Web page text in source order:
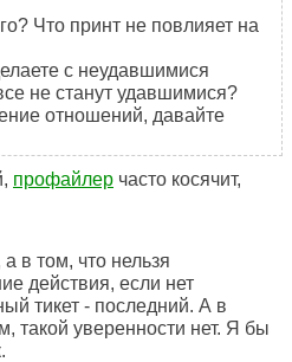
Что принт не повлияет на
с неудавшимися
не станут удавшимися?
отношений, давайте
профайлер часто косячит,
в том, что нельзя
действия, если нет
тикет - последний. А в
такой уверенности нет. Я бы